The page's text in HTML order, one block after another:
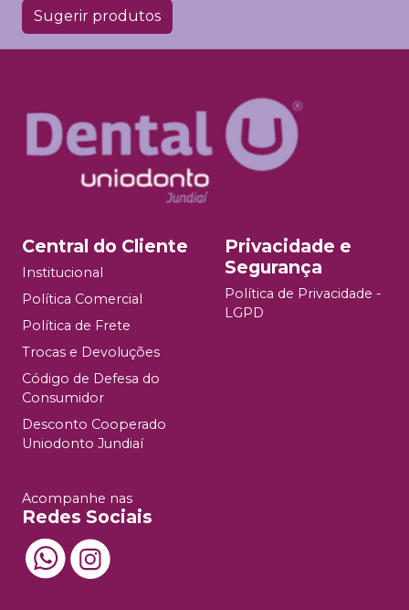
Sugerir produtos
Central do Cliente
Institucional
Política Comercial
Política de Frete
Trocas e Devoluções
Código de Defesa do
Consumidor
Desconto Cooperado
Uniodonto Jundiaí
Privacidade e
Segurança
Política de Privacidade -
LGPD
Acompanhe nas
Redes Sociais